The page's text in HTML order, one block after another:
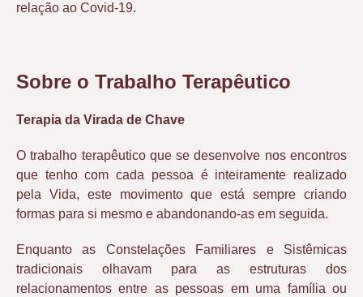
relação ao Covid-19.
Sobre o Trabalho Terapêutico
Terapia da Virada de Chave
O trabalho terapêutico que se desenvolve nos encontros
que tenho com cada pessoa é inteiramente realizado
pela Vida, este movimento que está sempre criando
formas para si mesmo e abandonando-as em seguida.
Enquanto as Constelações Familiares e Sistêmicas
tradicionais olhavam para as estruturas dos
relacionamentos entre as pessoas em uma família ou